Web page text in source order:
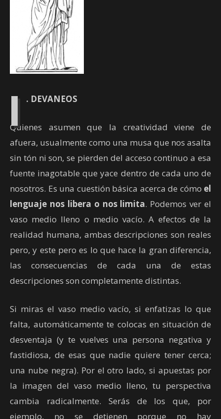
I . DEVANEOS
Quienes asumen que la creatividad viene de
afuera, usualmente como una musa que nos asalta
sin tón ni son, se pierden del acceso continuo a esa
fuente inagotable que yace dentro de cada uno de
nosotros. Es una cuestión básica acerca de cómo el
lenguaje nos libera o nos limita. Podemos ver el
vaso medio lleno o medio vacío. A efectos de la
realidad humana, ambas descripciones son reales
pero, y este pero es lo que hace la gran diferencia,
las consecuencias de cada una de estas
descripciones son completamente distintas.
Si miras el vaso medio vacío, si enfatizas lo que
falta, automáticamente te colocas en situación de
desventaja (y te vuelves una persona negativa y
fastidiosa, de esas que nadie quiere tener cerca;
una nube negra). Por el otro lado, si apuestas por
la imagen del vaso medio lleno, tu perspectiva
cambia radicalmente. Serás de los que, por
ejemplo, no se detienen porque no hay